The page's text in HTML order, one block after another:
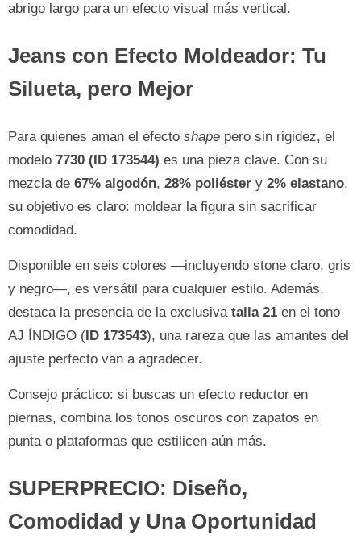
abrigo largo para un efecto visual más vertical.
Jeans con Efecto Moldeador: Tu
Silueta, pero Mejor
Para quienes aman el efecto shape pero sin rigidez, el
modelo 7730 (ID 173544) es una pieza clave. Con su
mezcla de 67% algodón, 28% poliéster y 2% elastano,
su objetivo es claro: moldear la figura sin sacrificar
comodidad.
Disponible en seis colores —incluyendo stone claro, gris
y negro—, es versátil para cualquier estilo. Además,
destaca la presencia de la exclusiva talla 21 en el tono
AJ ÍNDIGO (ID 173543), una rareza que las amantes del
ajuste perfecto van a agradecer.
Consejo práctico: si buscas un efecto reductor en
piernas, combina los tonos oscuros con zapatos en
punta o plataformas que estilicen aún más.
SUPERPRECIO: Diseño,
Comodidad y Una Oportunidad